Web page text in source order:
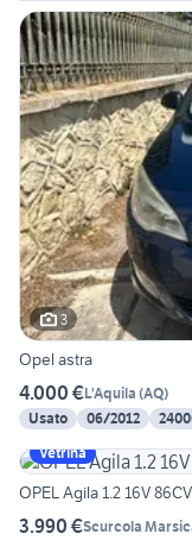
3
Opel astra
4.000 €L'Aquila (AQ)
Usato
06/2012
Vetrina
OPEL Agila 1.2 16V
3.990 €Scurcola